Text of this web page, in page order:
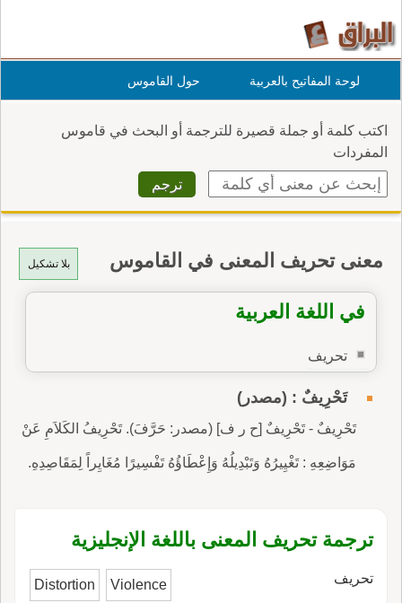
لوحة المفاتيح بالعربية حول القاموس
اكتب كلمة أو جملة قصيرة للترجمة أو البحث في قاموس
المفردات
بلا تشكيل معنى تحريف المعنى في القاموس
في اللغة العربية
تحريف
تَحْرِيفٌ : (مصدر)
تَحْرِيفٌ - تَحْرِيفٌ [ح ر ف] (مصدر: حَرَّفَ). تَحْرِيفُ الكَلاَمِ عَنْ
مَوَاضِعِهِ : تَغْيِيرُهُ وَتَبْدِيلُهُ وَإِعْطَاؤُهُ تَفْسِيرًا مُغَايِراً لِمَقَاصِدِهِ.
ترجمة تحريف المعنى باللغة الإنجليزية
تحريف Distortion Violence